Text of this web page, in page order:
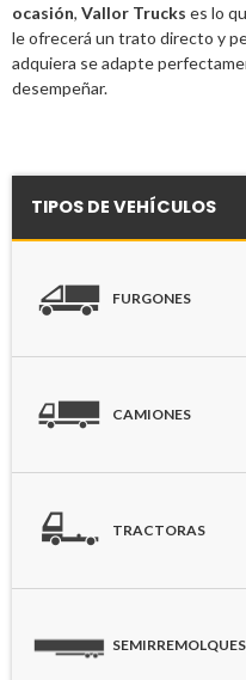
ocasión, Vallor Trucks es lo
le ofrecerá un trato directo y
adquiera se adapte
desempeñar.
TIPOS DE VEHÍCULOS
FURGONES
CAMIONES
TRACTORAS
SEMIRREMOLQUES